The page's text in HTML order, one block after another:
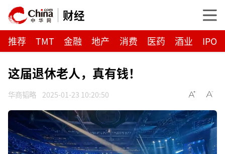
财经
推荐 TMT 金融 地产 消费 医药 酒业 IPO
这届退休老人，真有钱！
华商韬略 2025-01-23 10:20:50